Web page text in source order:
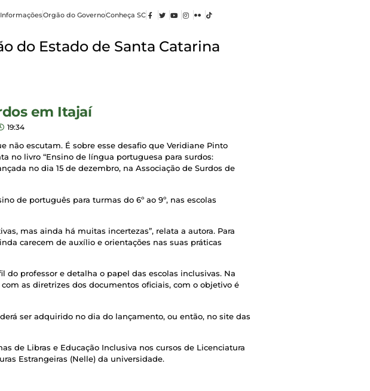
Orgão do GovernoConheça SC
do Estado de Santa Catarina
em Itajaí
19:34
não escutam. É sobre esse desafio que Veridiane Pinto
no livro “Ensino de língua portuguesa para surdos:
no dia 15 de dezembro, na Associação de Surdos de
de português para turmas do 6º ao 9º, nas escolas
mas ainda há muitas incertezas”, relata a autora. Para
carecem de auxílio e orientações nas suas práticas
professor e detalha o papel das escolas inclusivas. Na
as diretrizes dos documentos oficiais, com o objetivo é
ser adquirido no dia do lançamento, ou então, no site das
de Libras e Educação Inclusiva nos cursos de Licenciatura
Estrangeiras (Nelle) da universidade.